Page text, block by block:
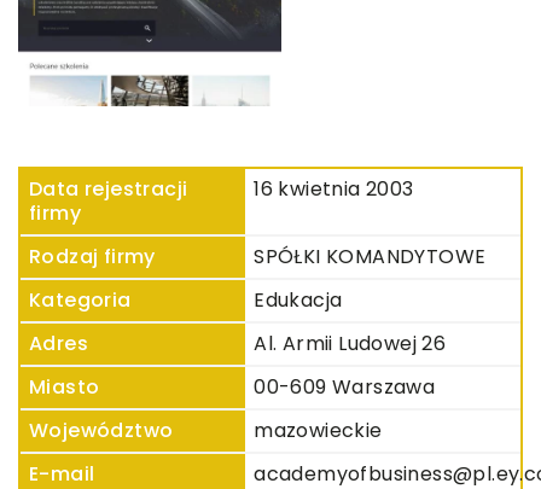
Data rejestracji
firmy
16 kwietnia 2003
Rodzaj firmy
SPÓŁKI KOMANDYTOWE
Kategoria
Edukacja
Adres
Al. Armii Ludowej 26
Miasto
00-609 Warszawa
Województwo
mazowieckie
E-mail